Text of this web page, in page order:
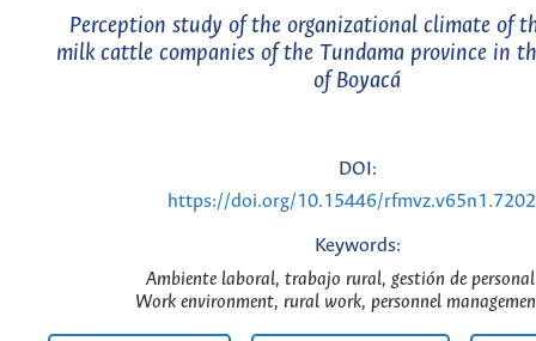
Perception study of the organizational climate of
milk cattle companies of the Tundama province in
of Boyacá
DOI:
https://doi.org/10.15446/
Keywords:
Ambiente laboral, trabajo rural, gestión de
Work environment, rural work, personnel